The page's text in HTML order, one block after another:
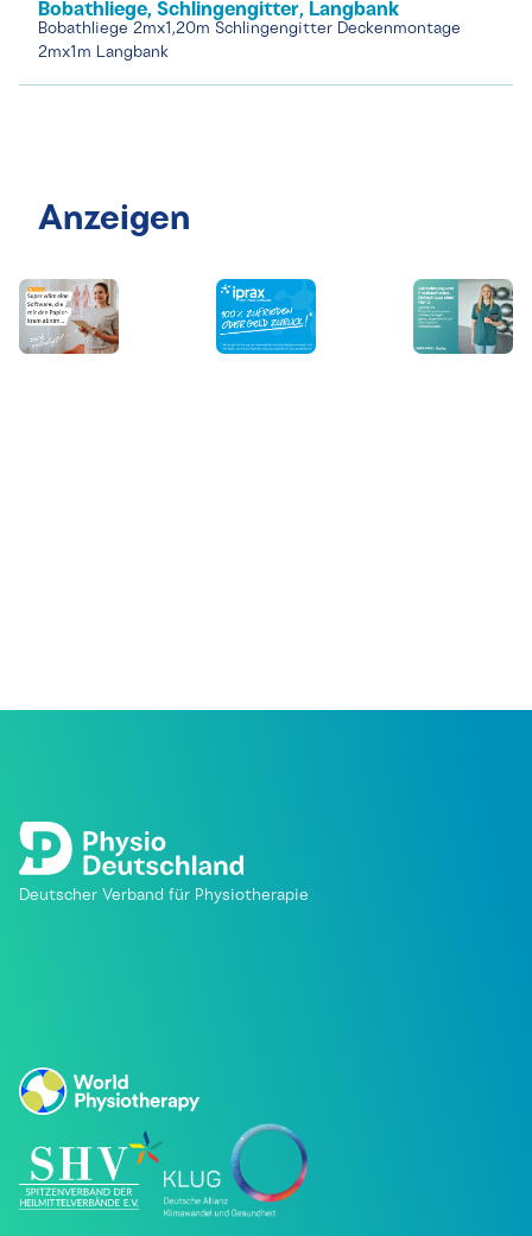
Bobathliege, Schlingengitter, Langbank
Bobathliege 2mx1,20m Schlingengitter Deckenmontage
2mx1m Langbank
Anzeigen
Deutscher Verband für Physiotherapie